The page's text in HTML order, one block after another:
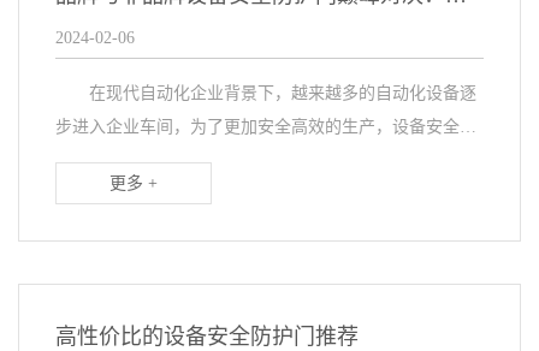
2024-02-06
在现代自动化企业背景下，越来越多的自动化设备逐
步进入企业车间，为了更加安全高效的生产，设备安全防
护门的需求也与日俱增。然而，在选择设备安全防护门
时，人们往往面临一个重要的选择：是选择知名品牌的产
更多 +
高性价比的设备安全防护门推荐